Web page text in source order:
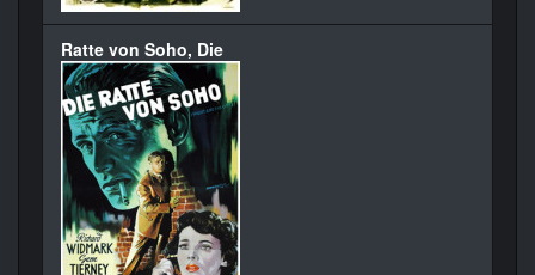
Ratte von Soho, Die